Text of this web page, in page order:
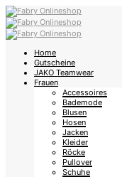
Home
Gutscheine
JAKO Teamwear
Frauen
Accessoires
Bademode
Blusen
Hosen
Jacken
Kleider
Röcke
Pullover
Schuhe